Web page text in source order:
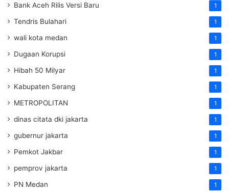
Bank Aceh Rilis Versi Baru 1
Tendris Bulahari 1
wali kota medan 1
Dugaan Korupsi 1
Hibah 50 Milyar 1
Kabupaten Serang 1
METROPOLITAN 1
dinas citata dki jakarta 1
gubernur jakarta 1
Pemkot Jakbar 1
pemprov jakarta 1
PN Medan 1